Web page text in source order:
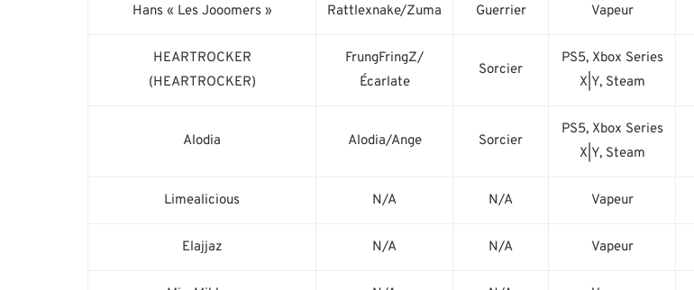
Hans « Les Jooomers » Rattlexnake/Zuma Guerrier Vapeur
HEARTROCKER
(HEARTROCKER)
FrungFringZ/
Écarlate
Sorcier
PS5, Xbox Series
X|Y, Steam
Alodia Alodia/Ange Sorcier
PS5, Xbox Series
X|Y, Steam
Limealicious N/A N/A Vapeur
Elajjaz N/A N/A Vapeur